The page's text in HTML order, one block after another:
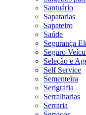
Santuário
Sapatarias
Sapateiro
Saúde
Segurança
Seguro
Seleção e
Self Service
Sementeira
Serigrafia
Serralharias
Serraria